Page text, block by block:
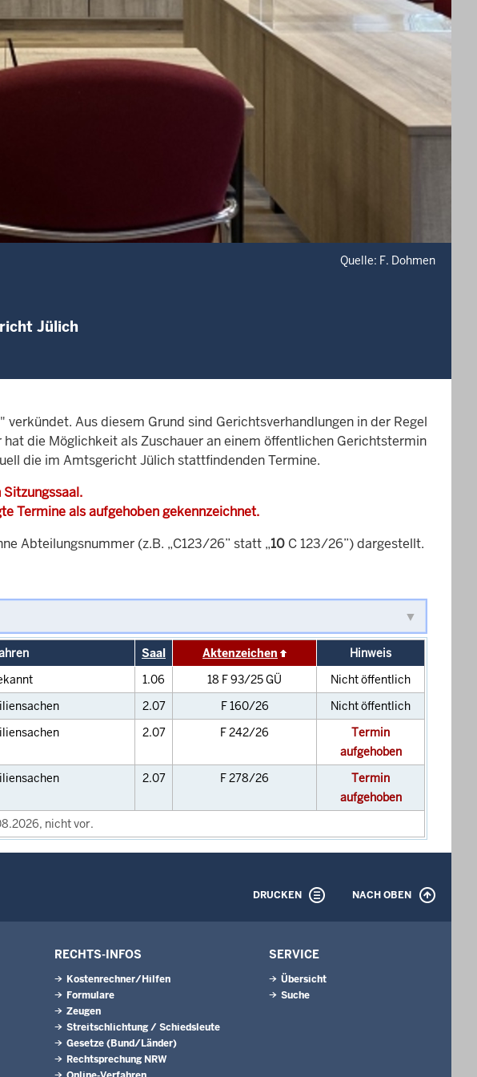
Quelle: F. Dohmen
Jülich
Aus diesem Grund sind Gerichtsverhandlungen in der Regel
die Möglichkeit als Zuschauer an einem öffentlichen Gerichtstermin
die im Amtsgericht Jülich stattfindenden Termine.
Termine als aufgehoben gekennzeichnet.
Abteilungsnummer (z.B. „C123/26” statt „10 C 123/26”) dargestellt.
Saal Aktenzeichen
Hinweis
1.06 18 F 93/25 GÜ
Nicht öffentlich
2.07 F 160/26
Nicht öffentlich
2.07 F 242/26
Termin
aufgehoben
2.07 F 278/26
Termin
aufgehoben
nicht vor.
DRUCKEN NACH OBEN
RECHTS-INFOS
Kostenrechner/Hilfen
Formulare
Zeugen
Streitschlichtung / Schiedsleute
Gesetze (Bund/Länder)
Rechtsprechung NRW
SERVICE
Übersicht
Suche